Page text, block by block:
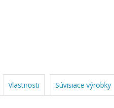
Vlastnosti Súvisiace výrobky